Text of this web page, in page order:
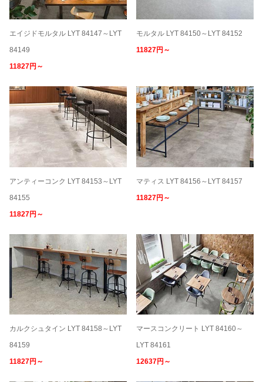
エイジドモルタル LYT 84147～LYT
84149
11827円～
モルタル LYT 84150～LYT 84152
11827円～
アンティーコンク LYT 84153～LYT
84155
11827円～
マティス LYT 84156～LYT 84157
11827円～
カルクシュタイン LYT 84158～LYT
84159
11827円～
マースコンクリート LYT 84160～
LYT 84161
12637円～